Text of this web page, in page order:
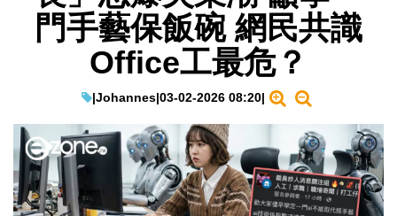
門手藝保飯碗 網民共識
Office工最危？
|Johannes|03-02-2026 08:20|